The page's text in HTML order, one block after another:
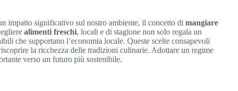
impatto significativo sul nostro ambiente, il concetto di mangiare
alimenti freschi, locali e di stagione non solo regala un
che supportano l’economia locale. Queste scelte consapevoli
la ricchezza delle tradizioni culinarie. Adottare un regime
verso un futuro più sostenibile.